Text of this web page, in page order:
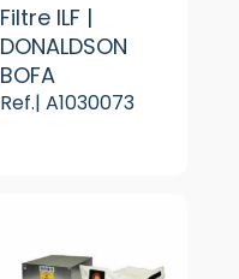
Filtre ILF |
DONALDSON
BOFA
Ref.| A1030073